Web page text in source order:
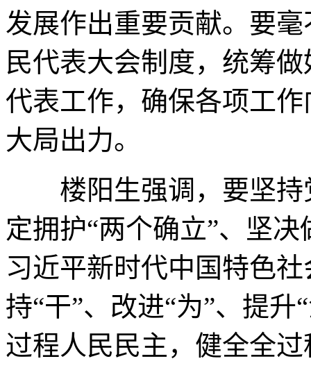
发展作出重要贡献。要
民代表大会制度，统筹
代表工作，确保各项工
大局出力。
楼阳生强调，要坚持
定拥护“两个确立”、坚
习近平新时代中国特色
持“干”、改进“为”、提升
过程人民民主，健全全